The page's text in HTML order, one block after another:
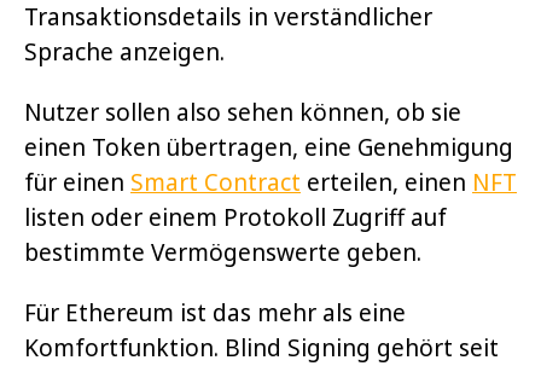
Transaktionsdetails in verständlicher
Sprache anzeigen.
Nutzer sollen also sehen können, ob sie
einen Token übertragen, eine Genehmigung
für einen Smart Contract erteilen, einen NFT
listen oder einem Protokoll Zugriff auf
bestimmte Vermögenswerte geben.
Für Ethereum ist das mehr als eine
Komfortfunktion. Blind Signing gehört seit